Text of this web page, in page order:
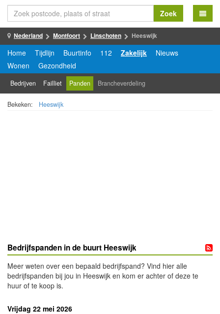
Zoek
Nederland Montfoort Linschoten Heeswijk
Home Tijdlijn Buurtinfo 112 Zakelijk
Nieuws
Wonen
Gezondheid
Bedrijven Failliet Panden Brancheverdeling
Bekeken: Heeswijk
Bedrijfspanden in de buurt Heeswijk
Meer weten over een bepaald bedrijfspand? Vind hier alle
bedrijfspanden bij jou in Heeswijk en kom er achter of deze te
huur of te koop is.
Vrijdag 22 mei 2026